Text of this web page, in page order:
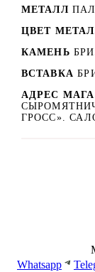
МЕТАЛЛ
ЦВЕТ
КАМЕНЬ
ВСТАВКА
АДРЕС
ГРОСС».
Whatsapp